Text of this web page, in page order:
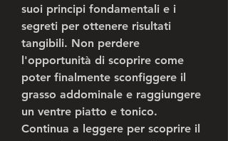
suoi principi fondamentali e i
segreti per ottenere risultati
tangibili. Non perdere
l'opportunità di scoprire come
poter finalmente sconfiggere il
grasso addominale e raggiungere
un ventre piatto e tonico.
Continua a leggere per scoprire il